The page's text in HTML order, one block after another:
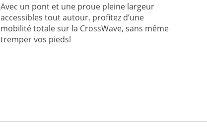
Avec un pont et une proue pleine largeur
accessibles tout autour, profitez d’une
mobilité totale sur la CrossWave, sans même
tremper vos pieds!